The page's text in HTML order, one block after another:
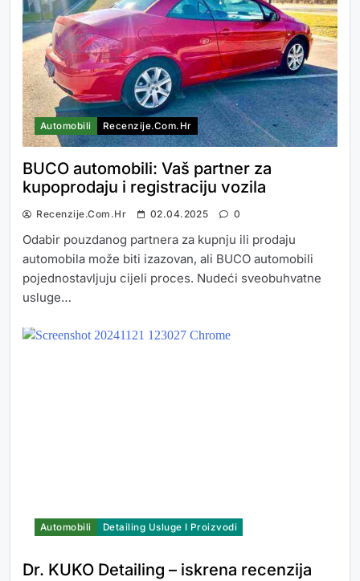
Automobili Recenzije.com.hr
BUCO automobili: Vaš partner za
kupoprodaju i registraciju vozila
Recenzije.com.hr 02.04.2025 0
Odabir pouzdanog partnera za kupnju ili prodaju
automobila može biti izazovan, ali BUCO automobili
pojednostavljuju cijeli proces. Nudeći sveobuhvatne
usluge…
Automobili Detailing Usluge I Proizvodi
Dr. KUKO Detailing – iskrena recenzija